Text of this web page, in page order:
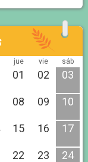
jue vie sáb
01 02 03
08 09 10
15 16 17
22 23 24